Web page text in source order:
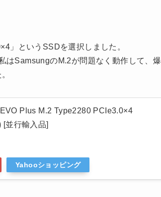
」というSSDを選択しました。
はSamsungのM.2が問題なく動作して、爆
Plus M.2 Type2280 PCIe3.0×4
並行輸入品]
Yahooショッピング